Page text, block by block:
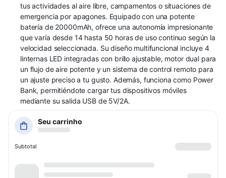
tus actividades al aire libre, campamentos o situaciones de
emergencia por apagones. Equipado con una potente
batería de 20000mAh, ofrece una autonomía impresionante
que varía desde 14 hasta 50 horas de uso continuo según la
velocidad seleccionada. Su diseño multifuncional incluye 4
linternas LED integradas con brillo ajustable, motor dual para
un flujo de aire potente y un sistema de control remoto para
un ajuste preciso a tu gusto. Además, funciona como Power
Bank, permitiéndote cargar tus dispositivos móviles
mediante su salida USB de 5V/2A.
Seu carrinho
Subtotal